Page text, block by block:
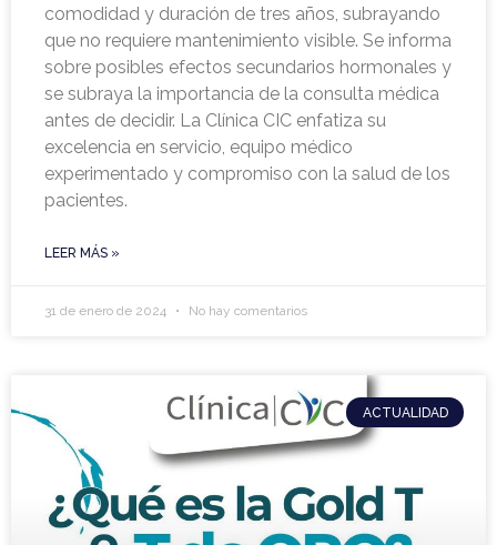
comodidad y duración de tres años, subrayando
que no requiere mantenimiento visible. Se informa
sobre posibles efectos secundarios hormonales y
se subraya la importancia de la consulta médica
antes de decidir. La Clínica CIC enfatiza su
excelencia en servicio, equipo médico
experimentado y compromiso con la salud de los
pacientes.
LEER MÁS »
31 de enero de 2024 No hay comentarios
ACTUALIDAD